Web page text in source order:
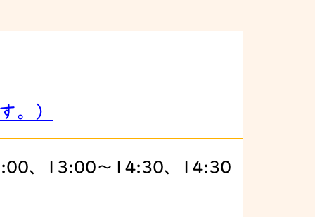
。）
、13:00～14:30、14:30